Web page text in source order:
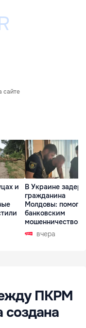
сайте
и
В Украине
гражданина
Молдовы:
банковским
мошенничеством
Чехиивчера
ПКРМ